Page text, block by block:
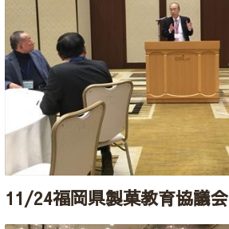
11/24福岡県製菓教育協議会